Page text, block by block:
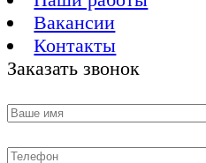
Вакансии
Контакты
Заказать звонок